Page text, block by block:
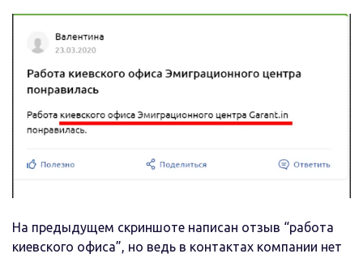
На предыдущем скриншоте написан отзыв “работа
киевского офиса”, но ведь в контактах компании нет